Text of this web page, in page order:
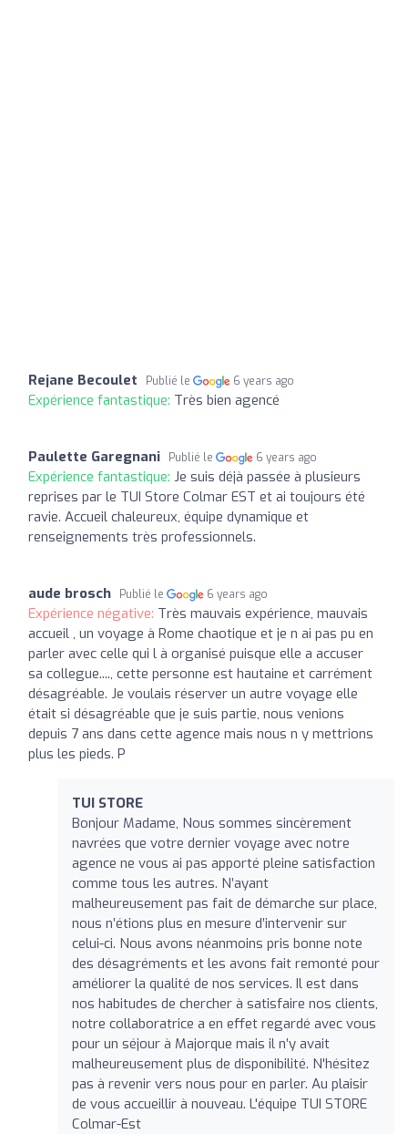
Rejane Becoulet Publié le 6 years ago
Expérience fantastique: Très bien agencé
Paulette Garegnani Publié le 6 years ago
Expérience fantastique: Je suis déjà passée à plusieurs
reprises par le TUI Store Colmar EST et ai toujours été
ravie. Accueil chaleureux, équipe dynamique et
renseignements très professionnels.
aude brosch Publié le 6 years ago
Expérience négative: Très mauvais expérience, mauvais
accueil , un voyage à Rome chaotique et je n ai pas pu en
parler avec celle qui l à organisé puisque elle a accuser
sa collegue...., cette personne est hautaine et carrément
désagréable. Je voulais réserver un autre voyage elle
était si désagréable que je suis partie, nous venions
depuis 7 ans dans cette agence mais nous n y mettrions
plus les pieds. P
TUI STORE
Bonjour Madame, Nous sommes sincèrement
navrées que votre dernier voyage avec notre
agence ne vous ai pas apporté pleine satisfaction
comme tous les autres. N’ayant
malheureusement pas fait de démarche sur place,
nous n’étions plus en mesure d’intervenir sur
celui-ci. Nous avons néanmoins pris bonne note
des désagréments et les avons fait remonté pour
améliorer la qualité de nos services. Il est dans
nos habitudes de chercher à satisfaire nos clients,
notre collaboratrice a en effet regardé avec vous
pour un séjour à Majorque mais il n’y avait
malheureusement plus de disponibilité. N'hésitez
pas à revenir vers nous pour en parler. Au plaisir
de vous accueillir à nouveau. L'équipe TUI STORE
Colmar-Est